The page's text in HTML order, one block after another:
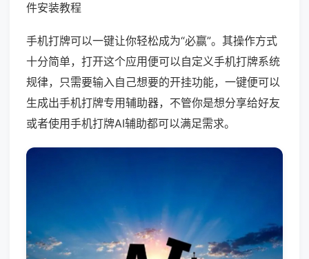
件安装教程
手机打牌可以一键让你轻松成为“必赢”。其操作方式
十分简单，打开这个应用便可以自定义手机打牌系统
规律，只需要输入自己想要的开挂功能，一键便可以
生成出手机打牌专用辅助器，不管你是想分享给好友
或者使用手机打牌AI辅助都可以满足需求。